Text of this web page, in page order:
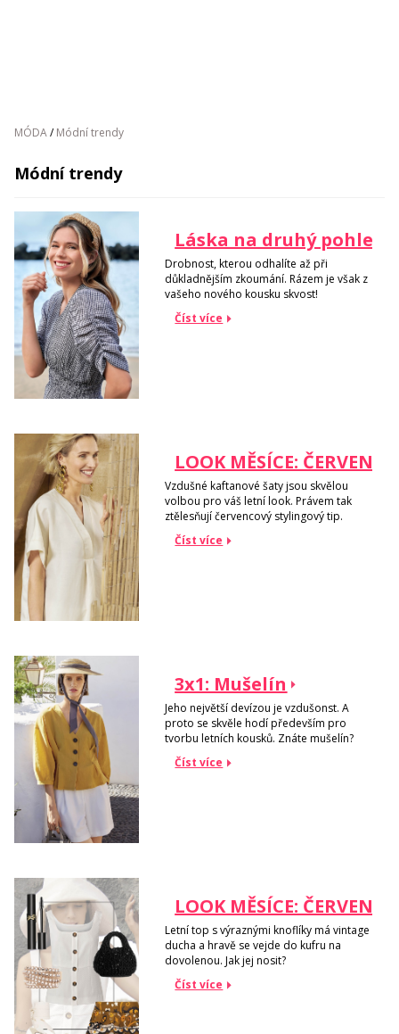
MÓDA/ Módní trendy
Módní trendy
Láska na druhý pohled
Drobnost, kterou odhalíte až při
důkladnějším zkoumání. Rázem je však z
vašeho nového kousku skvost!
Číst více
LOOK MĚSÍCE: ČERVENEC
Vzdušné kaftanové šaty jsou skvělou
volbou pro váš letní look. Právem tak
ztělesňují červencový stylingový tip.
Číst více
3x1: Mušelín
Jeho největší devízou je vzdušonst. A
proto se skvěle hodí především pro
tvorbu letních kousků. Znáte mušelín?
Číst více
LOOK MĚSÍCE: ČERVEN
Letní top s výraznými knoflíky má vintage
ducha a hravě se vejde do kufru na
dovolenou. Jak jej nosit?
Číst více